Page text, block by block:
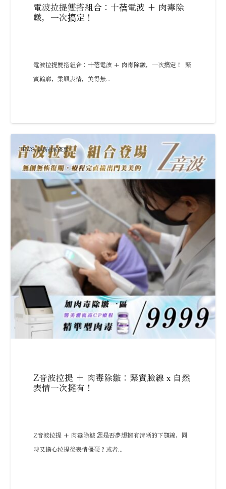
電波拉提雙搭組合：十蓓電波 + 肉毒除
皺，一次搞定！
電波拉提雙搭組合：十蓓電波 + 肉毒除皺，一次搞定！ 緊
實輪廓，柔順表情，美得無...
NEWS,診所最新優惠
Z音波拉提 + 肉毒除皺：緊實臉線 x 自然
表情一次擁有！
Z音波拉提 + 肉毒除皺 您是否夢想擁有清晰的下顎線，同
時又擔心拉提後表情僵硬？或者...